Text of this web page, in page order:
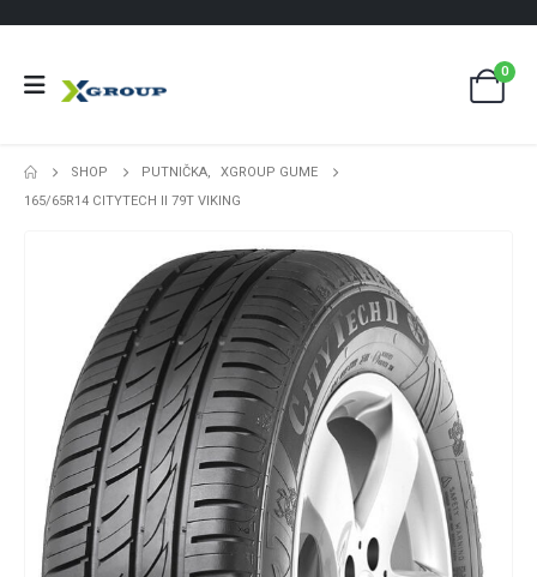
0
SHOP PUTNIČKA,
XGROUP GUME
165/65R14 CITYTECH II 79T VIKING